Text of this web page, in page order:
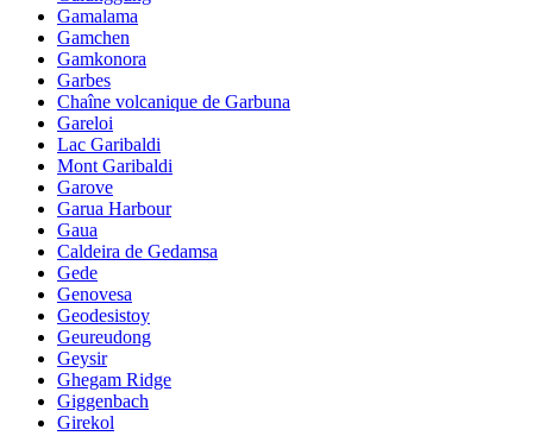
Gamalama
Gamchen
Gamkonora
Garbes
Chaîne volcanique de Garbuna
Gareloi
Lac Garibaldi
Mont Garibaldi
Garove
Garua Harbour
Gaua
Caldeira de Gedamsa
Gede
Genovesa
Geodesistoy
Geureudong
Geysir
Ghegam Ridge
Giggenbach
Girekol